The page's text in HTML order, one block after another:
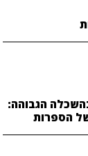
הגבוהה:
הספרות